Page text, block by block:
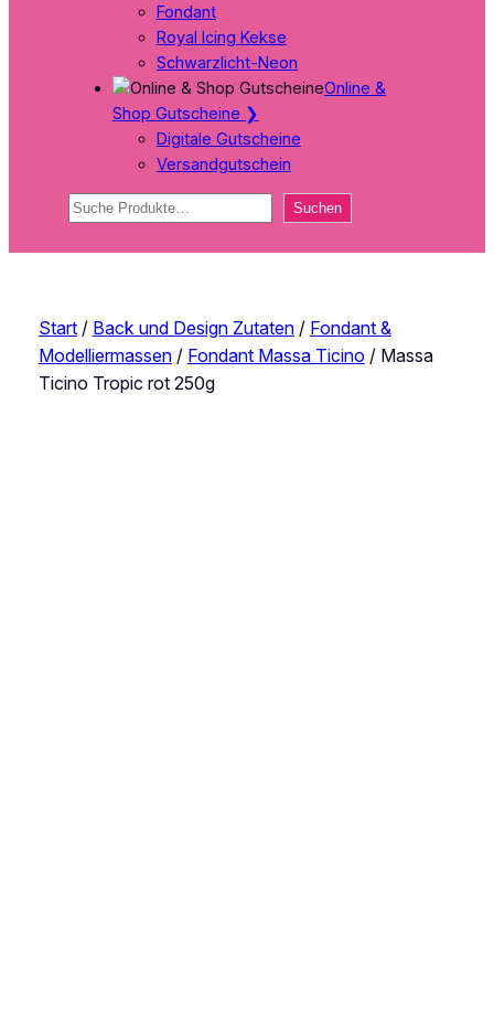
Fondant
Royal Icing Kekse
Schwarzlicht-Neon
Online &
Shop Gutscheine ❯
Digitale Gutscheine
Versandgutschein
Suchen Suchen
Start/ Back und Design Zutaten/ Fondant &
Modelliermassen/ Fondant Massa Ticino / Massa
Ticino Tropic rot 250g